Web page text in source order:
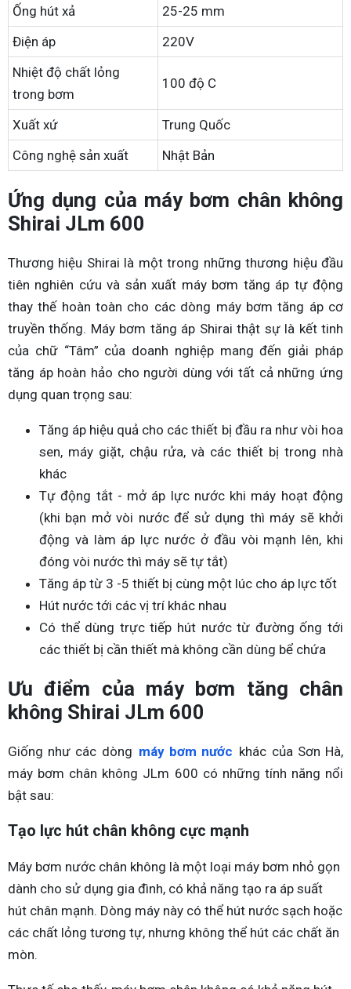
Ống hút xả
25-25 mm
Điện áp
220V
Nhiệt độ chất lỏng
trong bơm
100 độ C
Xuất xứ
Trung Quốc
Công nghệ sản xuất
Nhật Bản
Ứng dụng của máy bơm chân không
Shirai JLm 600
Thương hiệu Shirai là một trong những thương hiệu đầu
tiên nghiên cứu và sản xuất máy bơm tăng áp tự động
thay thế hoàn toàn cho các dòng máy bơm tăng áp cơ
truyền thống. Máy bơm tăng áp Shirai thật sự là kết tinh
của chữ “Tâm” của doanh nghiệp mang đến giải pháp
tăng áp hoàn hảo cho người dùng với tất cả những ứng
dụng quan trọng sau:
Tăng áp hiệu quả cho các thiết bị đầu ra như vòi hoa
sen, máy giặt, chậu rửa, và các thiết bị trong nhà
khác
Tự động tắt - mở áp lực nước khi máy hoạt động
(khi bạn mở vòi nước để sử dụng thì máy sẽ khởi
động và làm áp lực nước ở đầu vòi mạnh lên, khi
đóng vòi nước thì máy sẽ tự tắt)
Tăng áp từ 3 -5 thiết bị cùng một lúc cho áp lực tốt
Hút nước tới các vị trí khác nhau
Có thể dùng trực tiếp hút nước từ đường ống tới
các thiết bị cần thiết mà không cần dùng bể chứa
Ưu điểm của máy bơm tăng chân
không Shirai JLm 600
Giống như các dòng máy bơm nước khác của Sơn Hà,
máy bơm chân không JLm 600 có những tính năng nổi
bật sau:
Tạo lực hút chân không cực mạnh
Máy bơm nước chân không là một loại máy bơm nhỏ gọn
dành cho sử dụng gia đình, có khả năng tạo ra áp suất
hút chân mạnh. Dòng máy này có thể hút nước sạch hoặc
các chất lỏng tương tự, nhưng không thể hút các chất ăn
mòn.